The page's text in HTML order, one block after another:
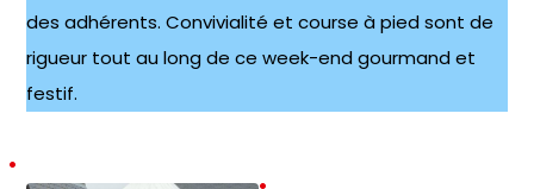
des adhérents. Convivialité et course à pied sont de
rigueur tout au long de ce week-end gourmand et
festif.